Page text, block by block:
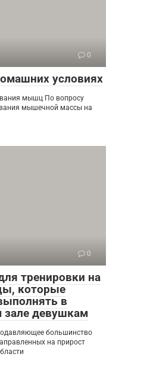
0
условиях
мышц По вопросу
мышечной массы на
0
тренировки на
которые
в
зале девушкам
большинство
на прирост